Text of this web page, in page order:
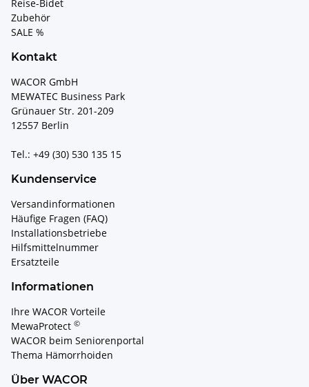
Reise-Bidet
Zubehör
SALE %
Kontakt
WACOR GmbH
MEWATEC Business Park
Grünauer Str. 201-209
12557 Berlin
Tel.: +49 (30) 530 135 15
Kundenservice
Versandinformationen
Häufige Fragen (FAQ)
Installationsbetriebe
Hilfsmittelnummer
Ersatzteile
Informationen
Ihre WACOR Vorteile
MewaProtect ©
WACOR beim Seniorenportal
Thema Hämorrhoiden
Über WACOR